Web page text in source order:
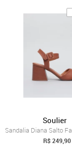
Soulier
R$ 249,90